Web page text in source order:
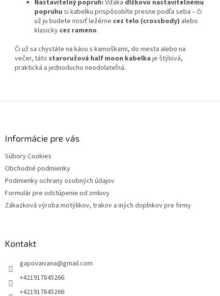
Nastaviteľný popruh: Vďaka dĺžkovo nastaviteľnému
popruhu si kabelku prispôsobíte presne podľa seba – či
už ju budete nosiť ležérne cez telo (crossbody) alebo
klasicky cez rameno.
Či už sa chystáte na kávu s kamoškami, do mesta alebo na
večer, táto staroružová half moon kabelka je štýlová,
praktická a jednoducho neodolateľná.
Informácie pre vás
Súbory Cookies
Obchodné podmienky
Podmienky ochrany osobných údajov
Formulár pre odstúpenie od zmluvy
Zákazková výroba motýlikov, trakov a iných doplnkov pre firmy
Kontakt
gapovaivana@gmail.com
+421917845266
+421917845266